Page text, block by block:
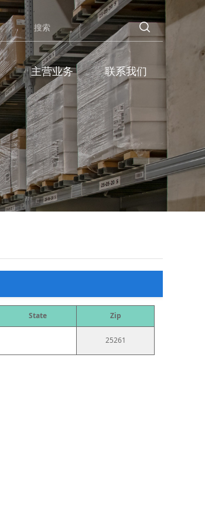
主营业务 联系我们
State Zip
25261